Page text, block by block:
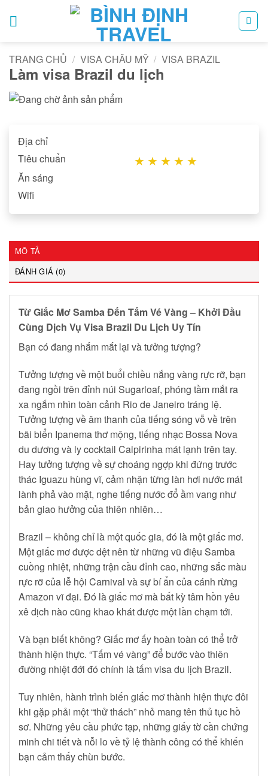
qua
TRANG CHỦ / VISA CHÂU MỸ / VISA BRAZIL
Làm visa Brazil du lịch
Địa chỉ
Tiêu chuẩn
★ ★ ★ ★ ★
Ăn sáng
Wifi
MÔ TẢ
ĐÁNH GIÁ (0)
Từ Giấc Mơ Samba Đến Tấm Vé Vàng – Khởi Đầu
Cùng Dịch Vụ Visa Brazil Du Lịch Uy Tín
Bạn có đang nhắm mắt lại và tưởng tượng?
Tưởng tượng về một buổi chiều nắng vàng rực rỡ, bạn
đang ngồi trên đỉnh núi Sugarloaf, phóng tầm mắt ra
xa ngắm nhìn toàn cảnh Rio de Janeiro tráng lệ.
Tưởng tượng về âm thanh của tiếng sóng vỗ về trên
bãi biển Ipanema thơ mộng, tiếng nhạc Bossa Nova
du dương và ly cocktail Caipirinha mát lạnh trên tay.
Hay tưởng tượng về sự choáng ngợp khi đứng trước
thác Iguazu hùng vĩ, cảm nhận từng làn hơi nước mát
lành phả vào mặt, nghe tiếng nước đổ ầm vang như
bản giao hưởng của thiên nhiên…
Brazil – không chỉ là một quốc gia, đó là một giấc mơ.
Một giấc mơ được dệt nên từ những vũ điệu Samba
cuồng nhiệt, những trận cầu đỉnh cao, những sắc màu
rực rỡ của lễ hội Carnival và sự bí ẩn của cánh rừng
Amazon vĩ đại. Đó là giấc mơ mà bất kỳ tâm hồn yêu
xê dịch nào cũng khao khát được một lần chạm tới.
Và bạn biết không? Giấc mơ ấy hoàn toàn có thể trở
thành hiện thực. “Tấm vé vàng” để bước vào thiên
đường nhiệt đới đó chính là tấm visa du lịch Brazil.
Tuy nhiên, hành trình biến giấc mơ thành hiện thực đôi
khi gặp phải một “thử thách” nhỏ mang tên thủ tục hồ
sơ. Những yêu cầu phức tạp, những giấy tờ cần chứng
minh chi tiết và nỗi lo về tỷ lệ thành công có thể khiến
bạn cảm thấy chùn bước.